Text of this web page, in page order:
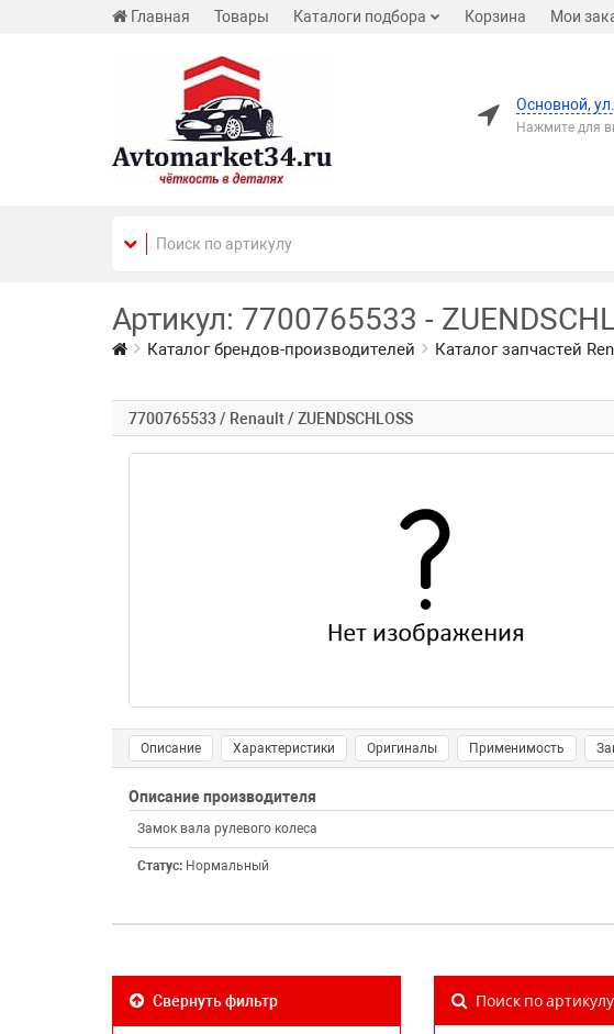
Главная Товары Каталоги подбора Корзина Мои
Основной,
Нажмите для
Артикул: 7700765533 -
Каталог брендов-производителей Каталог запчастей
7700765533 / Renault / ZUENDSCHLOSS
Описание Характеристики Оригиналы Применимость
Описание производителя
Замок вала рулевого колеса
Статус: Нормальный
Свернуть фильтр Поиск по артикулу